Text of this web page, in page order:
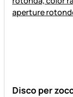
Disco per